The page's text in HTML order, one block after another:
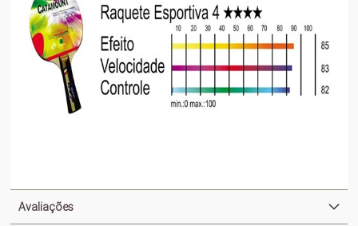
Avaliações